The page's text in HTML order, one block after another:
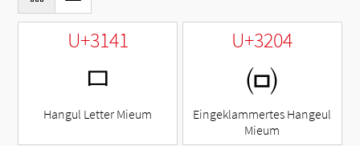
U+3141
ㅁ
Hangul Letter Mieum
U+3204
㈄
Eingeklammertes Hangeul
Mieum